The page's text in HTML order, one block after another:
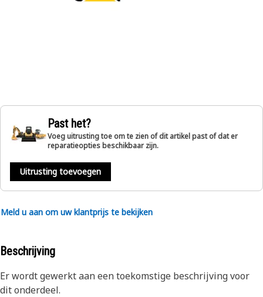
Past het?
Voeg uitrusting toe om te zien of dit artikel past of dat er
reparatieopties beschikbaar zijn.
Uitrusting toevoegen
Meld u aan om uw klantprijs te bekijken
Beschrijving
Er wordt gewerkt aan een toekomstige beschrijving voor
dit onderdeel.